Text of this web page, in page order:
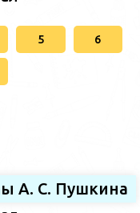
5 6
А. С. Пушкина